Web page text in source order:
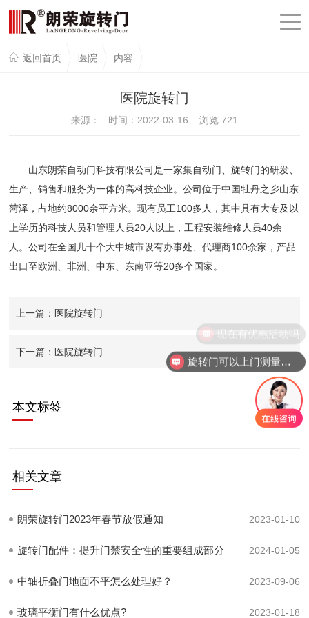
返回首页 医院 内容
医院旋转门
来源： 时间：2022-03-16 浏览 721
山东朗荣自动门科技有限公司是一家集自动门、旋转门的研发、
生产、销售和服务为一体的高科技企业。公司位于中国牡丹之乡山东
菏泽，占地约8000余平方米。现有员工100多人，其中具有大专及以
上学历的科技人员和管理人员20人以上，工程安装维修人员40余
人。公司在全国几十个大中城市设有办事处、代理商100余家，产品
出口至欧洲、非洲、中东、东南亚等20多个国家。
上一篇：医院旋转门
下一篇：医院旋转门
本文标签
相关文章
朗荣旋转门2023年春节放假通知 2023-01-10
旋转门配件：提升门禁安全性的重要组成部分 2024-01-05
中轴折叠门地面不平怎么处理好？ 2023-09-06
玻璃平衡门有什么优点? 2023-01-18
旋转门可以上门测量安装吗？
现在有优惠活动吗